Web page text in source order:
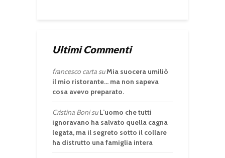
Ultimi Commenti
francesco cartasuMia suocera umiliò
il mio ristorante… ma non sapeva
cosa avevo preparato.
Cristina BonisuL’uomo che tutti
ignoravano ha salvato quella cagna
legata, ma il segreto sotto il collare
ha distrutto una famiglia intera